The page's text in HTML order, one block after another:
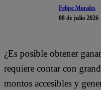
Felipe Morales
08 de julio 2026
¿Es posible obtener
requiere contar con
montos accesibles y